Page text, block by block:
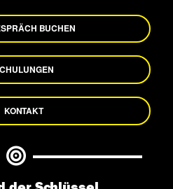
BUCHEN
KONTAKT